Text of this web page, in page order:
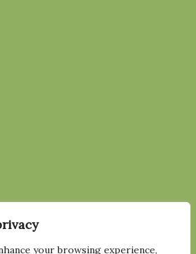
your browsing experience,
VÅRT NYHETSBREV